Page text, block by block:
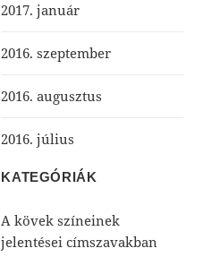
2017. január
2016. szeptember
2016. augusztus
2016. július
KATEGÓRIÁK
A kövek színeinek
jelentései címszavakban